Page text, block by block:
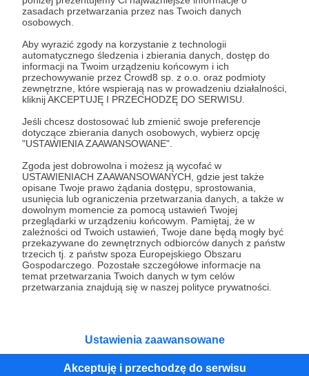
zasadach przetwarzania przez nas Twoich danych
osobowych.
Aby wyrazić zgody na korzystanie z technologii
automatycznego śledzenia i zbierania danych, dostęp do
informacji na Twoim urządzeniu końcowym i ich
przechowywanie przez Crowd8 sp. z o.o. oraz podmioty
zewnętrzne, które wspierają nas w prowadzeniu działalności,
kliknij AKCEPTUJĘ I PRZECHODZĘ DO SERWISU.
Jeśli chcesz dostosować lub zmienić swoje preferencje
dotyczące zbierania danych osobowych, wybierz opcję
"USTAWIENIA ZAAWANSOWANE".
Zgoda jest dobrowolna i możesz ją wycofać w
USTAWIENIACH ZAAWANSOWANYCH, gdzie jest także
opisane Twoje prawo żądania dostępu, sprostowania,
usunięcia lub ograniczenia przetwarzania danych, a także w
dowolnym momencie za pomocą ustawień Twojej
przeglądarki w urządzeniu końcowym. Pamiętaj, że w
zależności od Twoich ustawień, Twoje dane będą mogły być
przekazywane do zewnętrznych odbiorców danych z państw
trzecich tj. z państw spoza Europejskiego Obszaru
Gospodarczego. Pozostałe szczegółowe informacje na
temat przetwarzania Twoich danych w tym celów
przetwarzania znajdują się w naszej polityce prywatności.
Ustawienia zaawansowane
Akceptuję i przechodzę do serwisu
Jeśli masz wątpliwości, wróć do Patronite i zweryfikuj
link.
Czy na pewno chcesz kontynuować?
Tak, przejdź do strony
Kategorie
O Patronite
Dodatkowe produkty
Pomoc
RegulaminPolityka prywatnościPatronite Commons
Unia Europejska